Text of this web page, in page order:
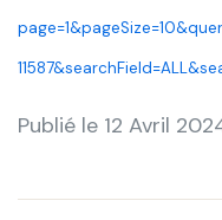
Publié le 12 Avril